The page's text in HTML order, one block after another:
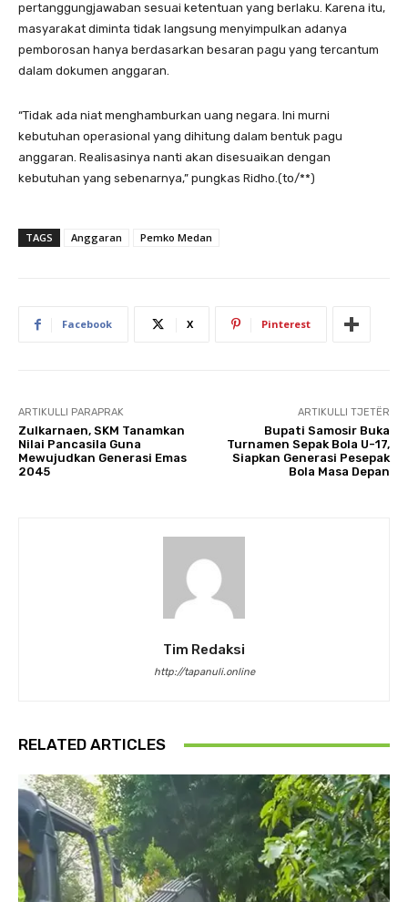
pertanggungjawaban sesuai ketentuan yang berlaku. Karena itu,
masyarakat diminta tidak langsung menyimpulkan adanya
pemborosan hanya berdasarkan besaran pagu yang tercantum
dalam dokumen anggaran.
“Tidak ada niat menghamburkan uang negara. Ini murni
kebutuhan operasional yang dihitung dalam bentuk pagu
anggaran. Realisasinya nanti akan disesuaikan dengan
kebutuhan yang sebenarnya,” pungkas Ridho.(to/**)
TAGS Anggaran Pemko Medan
Facebook X Pinterest
ARTIKULLI PARAPRAK
Zulkarnaen, SKM Tanamkan
Nilai Pancasila Guna
Mewujudkan Generasi Emas
2045
ARTIKULLI TJETËR
Bupati Samosir Buka
Turnamen Sepak Bola U-17,
Siapkan Generasi Pesepak
Bola Masa Depan
Tim Redaksi
http://tapanuli.online
RELATED ARTICLES